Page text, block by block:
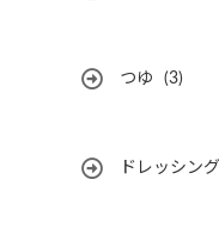
つゆ (3)
ドレッシング